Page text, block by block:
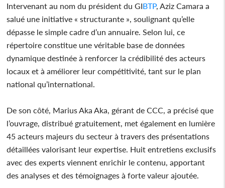
Intervenant au nom du président du GIBTP, Aziz Camara a
salué une initiative « structurante », soulignant qu’elle
dépasse le simple cadre d’un annuaire. Selon lui, ce
répertoire constitue une véritable base de données
dynamique destinée à renforcer la crédibilité des acteurs
locaux et à améliorer leur compétitivité, tant sur le plan
national qu’international.
De son côté, Marius Aka Aka, gérant de CCC, a précisé que
l’ouvrage, distribué gratuitement, met également en lumière
45 acteurs majeurs du secteur à travers des présentations
détaillées valorisant leur expertise. Huit entretiens exclusifs
avec des experts viennent enrichir le contenu, apportant
des analyses et des témoignages à forte valeur ajoutée.